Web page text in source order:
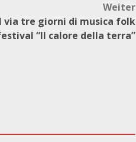
Weiter
via tre giorni di musica folk
“Il calore della terra”